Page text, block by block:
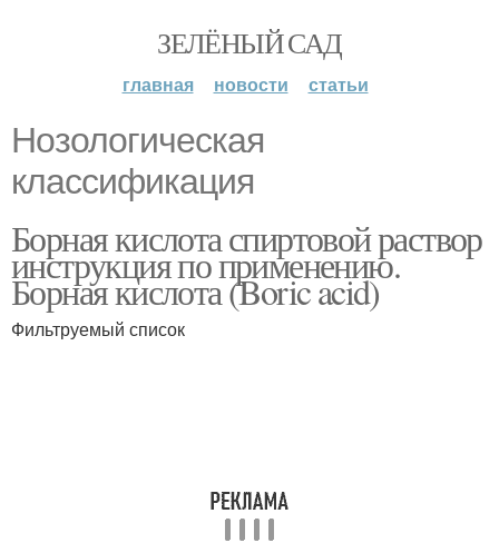
ЗЕЛЁНЫЙ САД
главная новости статьи
Нозологическая
классификация
Борная кислота спиртовой раствор
инструкция по применению.
Борная кислота (Boric acid)
Фильтруемый список